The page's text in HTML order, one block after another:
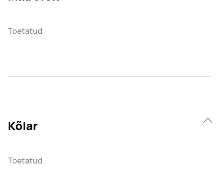
Toetatud
Kõlar
Toetatud